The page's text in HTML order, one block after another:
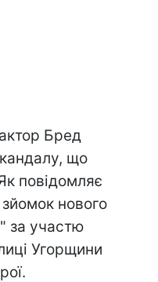
Бред
що
повідомляє
нового
за участю
Угорщини